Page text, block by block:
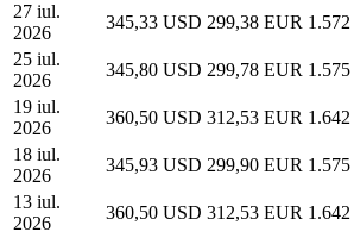
27 iul.
2026
345,33 USD 299,38 EUR
25 iul.
2026
345,80 USD 299,78 EUR
19 iul.
2026
360,50 USD 312,53 EUR
18 iul.
2026
345,93 USD 299,90 EUR
13 iul.
2026
360,50 USD 312,53 EUR